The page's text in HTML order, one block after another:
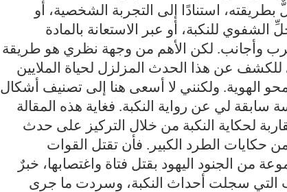
استنادًا إلى التجربة الشخصية، أو
للنكبة، أو عبر الاستعانة بالمادة
وأجانب. لكن الأهم من وجهة نظري هو طريقة
للكشف عن هذا الحدث المزلزل لحياة الملايين
الهوية. ولكنني لا أسعى هنا إلى تصنيف أشكال
لي عن رواية النكبة. فغاية هذه المقالة
لحكاية النكبة من خلال التركيز على حدث
حكايات الطرد الكبير. فأن تقتل القوات
من الجنود اليهود بقتل فتاة واغتصابها، خبرٌ
التي سجلت أحداث النكبة، وسردت ما جرى